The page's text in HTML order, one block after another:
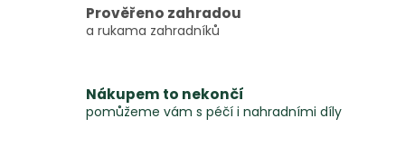
Prověřeno zahradou
a rukama zahradníků
Nákupem to nekončí
pomůžeme vám s péčí i nahradními díly